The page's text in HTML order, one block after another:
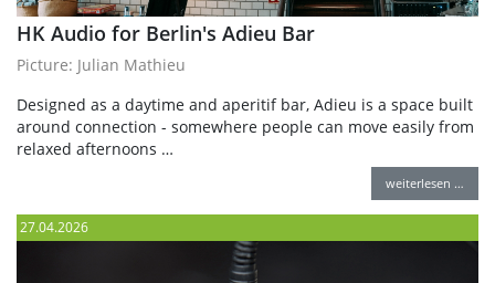
HK Audio for Berlin's Adieu Bar
Picture: Julian Mathieu
Designed as a daytime and aperitif bar, Adieu is a space built
around connection - somewhere people can move easily from
relaxed afternoons …
weiterlesen …
27.04.2026